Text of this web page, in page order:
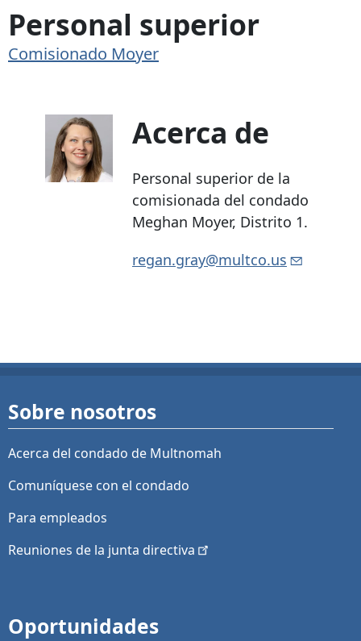
Personal superior
Comisionado Moyer
Acerca de
Personal superiorde la
comisionada del condado
Meghan Moyer, Distrito 1.
regan.gray@multco.us
Sobre nosotros
Acerca del condado de Multnomah
Comuníquese con el condado
Para empleados
Reuniones de la junta directiva
Oportunidades